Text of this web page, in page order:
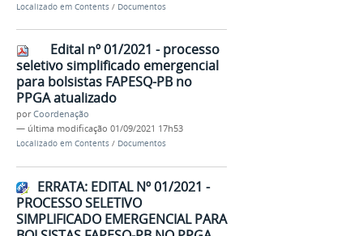
Localizado em Contents / Documentos
Edital nº 01/2021 - processo
seletivo simplificado emergencial
para bolsistas FAPESQ-PB no
PPGA atualizado
porCoordenação
— última modificação 01/09/2021 17h53
Localizado em Contents / Documentos
ERRATA: EDITAL Nº 01/2021 -
PROCESSO SELETIVO
SIMPLIFICADO EMERGENCIAL PARA